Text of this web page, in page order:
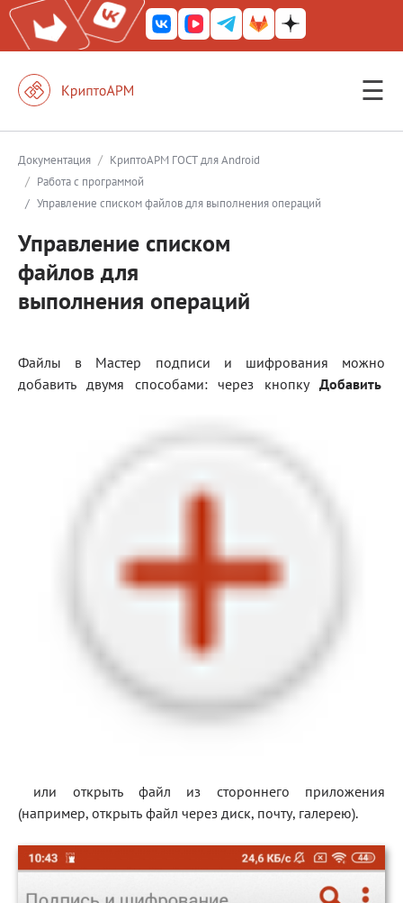
☰
КриптоАРМ
КриптоАРМ Mobile
КриптоАРМ ID
КриптоАРМ для 1С-Битрикс
Решения
Получить КЭП
Полная версия сайта
Документация / КриптоАРМ ГОСТ для Android
/ Работа с программой
/ Управление списком файлов для выполнения операций
Управление списком
файлов для
выполнения операций
Файлы в Мастер подписи и шифрования можно
добавить двумя способами: через кнопку Добавить
или открыть файл из стороннего приложения
(например, открыть файл через диск, почту, галерею).